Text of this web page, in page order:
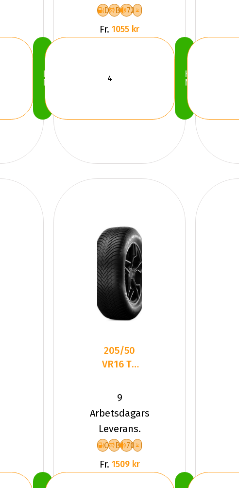
Köp
Nu
D B 72
Fr. 1055 kr
Köp
Nu
205/50
VR16 TL
QUATRAC
9
Arbetsdagars
Leverans.
C B 70
Fr. 1509 kr